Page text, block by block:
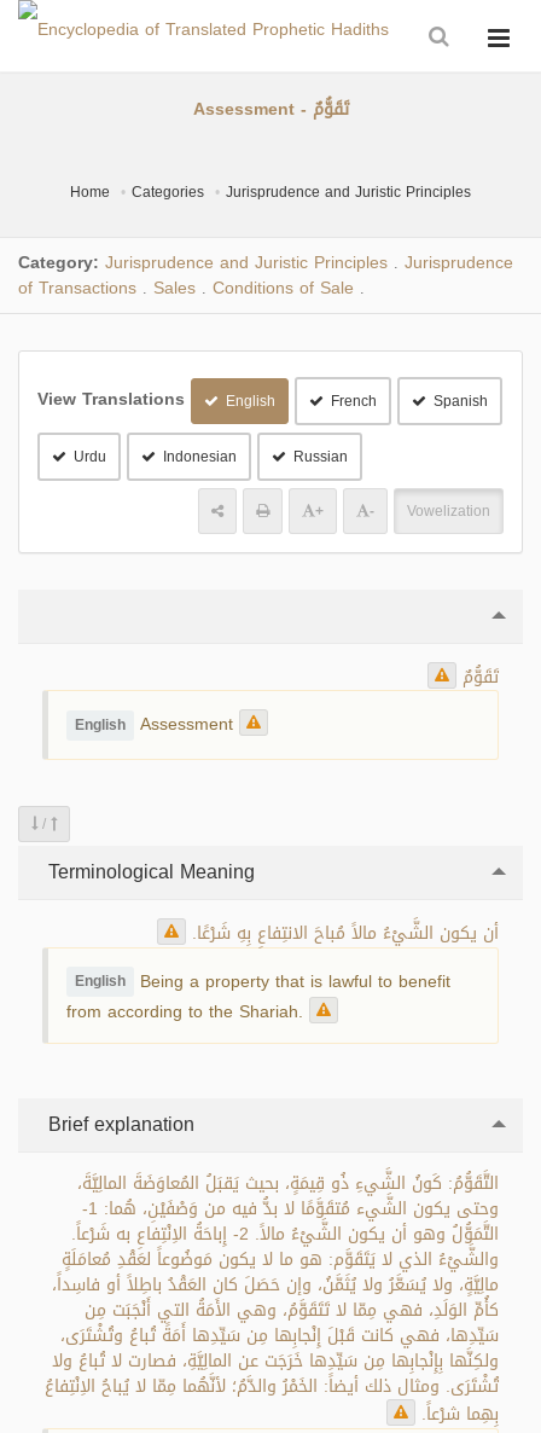
Assessment - تَقَوُّمٌ
Home Categories Jurisprudence and Juristic Principles
Category: Jurisprudence and Juristic Principles Jurisprudence
of Transactions Sales Conditions of Sale
View Translations English French Spanish
Urdu Indonesian Russian
+ - Vowelization
تَقَوُّمٌ
English Assessment
/
Terminological Meaning
أن يكون الشَّيْءُ مالاً مُباحَ الانتِفاعِ بِهِ شَرْعًا.
English Being a property that is lawful to benefit
from according to the Shariah.
Brief explanation
التَّقَوُّمُ: كَونُ الشَّيءِ ذُو قِيمَةٍ، بحيث يَقبَلُ المُعاوَضَةَ المالِيَّةَ،
وحتى يكون الشَّيء مُتقَوَّمًا لا بدُّ فيه من وَصْفَيْنِ، هُما: 1-
التَّمَوُّلُ وهو أن يكون الشَّيْءُ مالاً. 2- إِباحَةُ الاِنْتِفاعِ به شَرْعاً.
والشَّيْءُ الذي لا يَتَقَوَّم: هو ما لا يكون مَوضُوعاً لعَقْدِ مُعامَلَةٍ
مالِيَّةٍ، ولا يُسَعَّرُ ولا يُثَمَّنُ، وإن حَصَلَ كان العَقْدُ باطِلاً أو فاسِداً،
كأُمِّ الوَلَدِ، فهي مِمّا لا تَتَقَوَّمُ، وهي الأَمَةُ التي أَنْجَبَت مِن
سَيِّدِها، فهي كانت قَبْلَ إِنْجابِها مِن سَيِّدِها أَمَةً تُباعُ وتُشْتَرَى،
ولكِنَّها بِإِنْجابِها مِن سَيِّدِها خَرَجَت عن المالِيَّةِ، فصارت لا تُباعُ ولا
تُشْتَرَى. ومثال ذلك أيضاً: الخَمْرُ والدَّمُ؛ لأنَّهُما مِمّا لا يُباحُ الاِنْتِفاعُ
بِهِما شرْعاً.